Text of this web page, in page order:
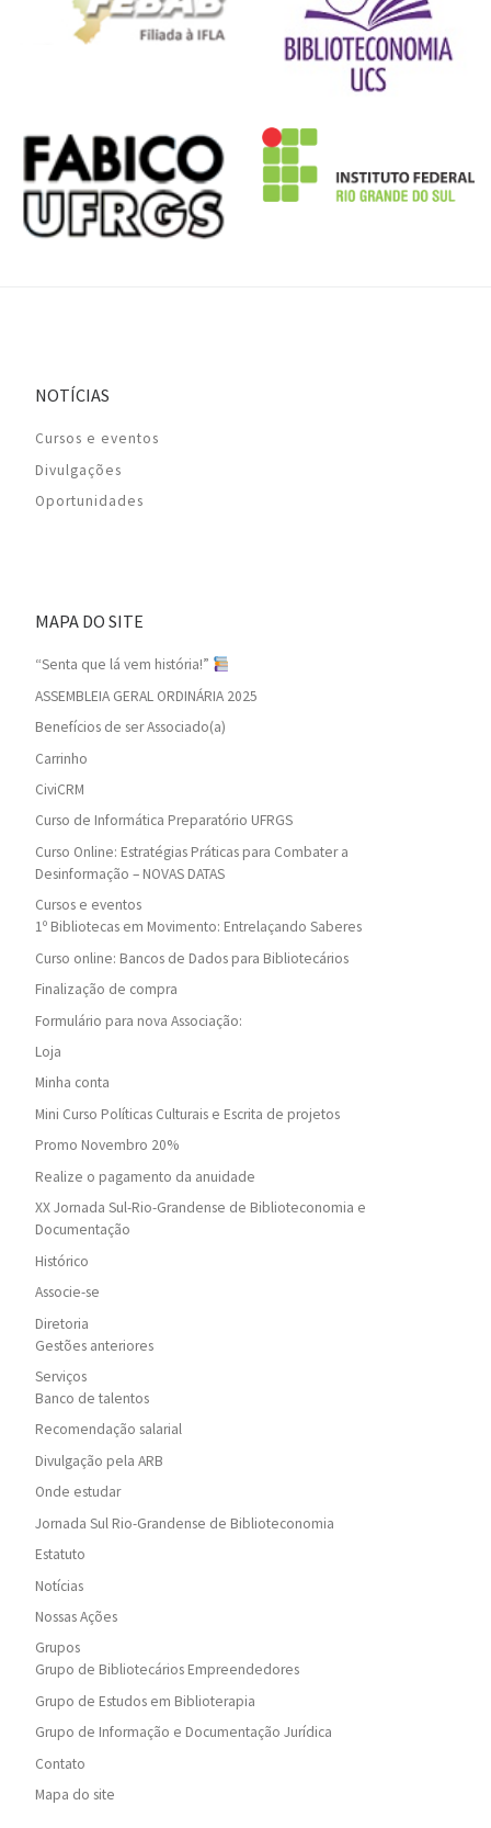
NOTÍCIAS
Cursos e eventos
Divulgações
Oportunidades
MAPA DO SITE
“Senta que lá vem história!”
ASSEMBLEIA GERAL ORDINÁRIA 2025
Benefícios de ser Associado(a)
Carrinho
CiviCRM
Curso de Informática Preparatório UFRGS
Curso Online: Estratégias Práticas para Combater a
Desinformação – NOVAS DATAS
Cursos e eventos
1º Bibliotecas em Movimento: Entrelaçando Saberes
Curso online: Bancos de Dados para Bibliotecários
Finalização de compra
Formulário para nova Associação:
Loja
Minha conta
Mini Curso Políticas Culturais e Escrita de projetos
Promo Novembro 20%
Realize o pagamento da anuidade
XX Jornada Sul-Rio-Grandense de Biblioteconomia e
Documentação
Histórico
Associe-se
Diretoria
Gestões anteriores
Serviços
Banco de talentos
Recomendação salarial
Divulgação pela ARB
Onde estudar
Jornada Sul Rio-Grandense de Biblioteconomia
Estatuto
Notícias
Nossas Ações
Grupos
Grupo de Bibliotecários Empreendedores
Grupo de Estudos em Biblioterapia
Grupo de Informação e Documentação Jurídica
Contato
Mapa do site